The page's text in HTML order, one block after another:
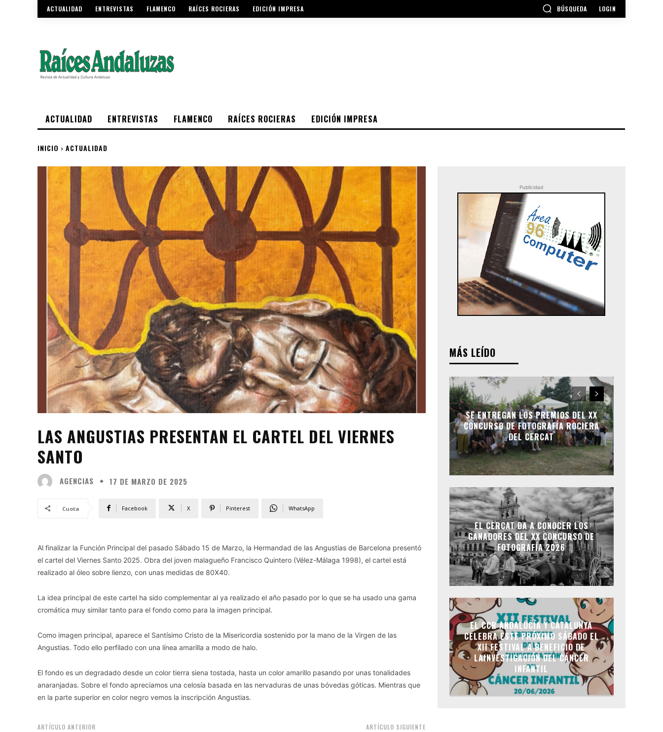
ACTUALIDAD ENTREVISTAS FLAMENCO RAÍCES ROCIERAS EDICIÓN IMPRESA BÚSQUEDA LOGIN
ACTUALIDAD ENTREVISTAS FLAMENCO RAÍCES ROCIERAS EDICIÓN IMPRESA
INICIO ACTUALIDAD
LAS ANGUSTIAS PRESENTAN EL CARTEL DEL VIERNES
SANTO
AGENCIAS 17 DE MARZO DE 2025
Cuota Facebook X Pinterest WhatsApp
Al finalizar la Función Principal del pasado Sábado 15 de Marzo, la Hermandad de las Angustias de Barcelona presentó
el cartel del Viernes Santo 2025. Obra del joven malagueño Francisco Quintero (Vélez-Málaga 1998), el cartel está
realizado al óleo sobre lienzo, con unas medidas de 80X40.
La idea principal de este cartel ha sido complementar al ya realizado el año pasado por lo que se ha usado una gama
cromática muy similar tanto para el fondo como para la imagen principal.
Como imagen principal, aparece el Santísimo Cristo de la Misericordia sostenido por la mano de la Virgen de las
Angustias. Todo ello perfilado con una línea amarilla a modo de halo.
El fondo es un degradado desde un color tierra siena tostada, hasta un color amarillo pasando por unas tonalidades
anaranjadas. Sobre el fondo apreciamos una celosía basada en las nervaduras de unas bóvedas góticas. Mientras que
en la parte superior en color negro vemos la inscripción Angustias.
ARTÍCULO ANTERIOR ARTÍCULO SIGUIENTE
Publicidad
MÁS LEÍDO
SE ENTREGAN LOS PREMIOS DEL XX
CONCURSO DE FOTOGRAFÍA ROCIERA
DEL CERCAT
EL CERCAT DA A CONOCER LOS
GANADORES DEL XX CONCURSO DE
FOTOGRAFÍA 2026
EL CCR ANDALUCÍA Y CATALUNYA
CELEBRA ESTE PRÓXIMO SÁBADO EL
XII FESTIVAL A BENEFICIO DE
LAINVESTIGACIÓN DEL CÁNCER
INFANTIL